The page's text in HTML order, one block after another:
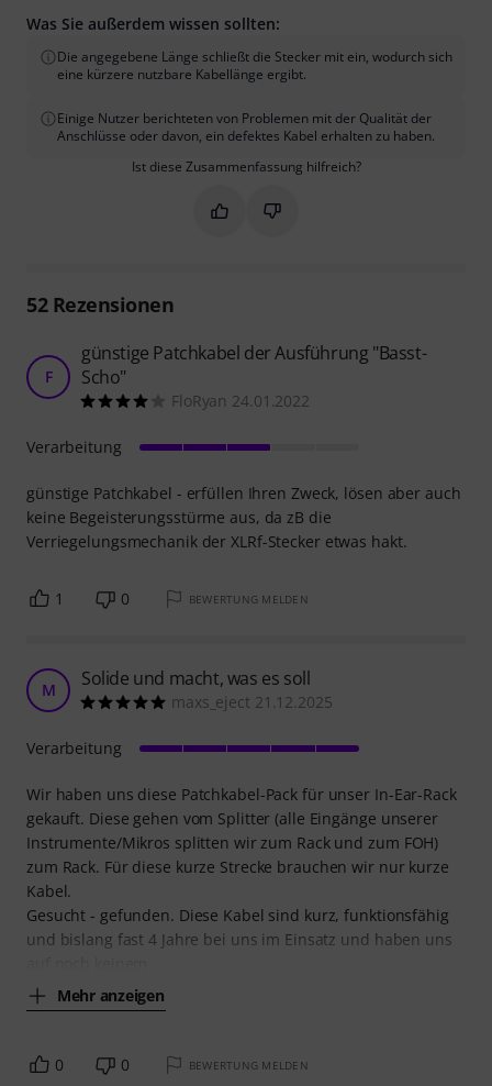
Was Sie außerdem wissen sollten:
Die angegebene Länge schließt die Stecker mit ein, wodurch sich
eine kürzere nutzbare Kabellänge ergibt.
Einige Nutzer berichteten von Problemen mit der Qualität der
Anschlüsse oder davon, ein defektes Kabel erhalten zu haben.
Ist diese Zusammenfassung hilfreich?
Markieren Sie diese
Markieren Sie diese
52Rezensionen
F
günstige Patchkabel der Ausführung "Basst-
Scho"
FloRyan 24.01.2022
günstige Patchkabel - erfüllen Ihren Zweck, lösen aber auch
keine Begeisterungsstürme aus, da zB die
Verriegelungsmechanik der XLRf-Stecker etwas hakt.
Verarbeitung
1 0 BEWERTUNG MELDEN
M Solide und macht, was es soll
maxs_eject 21.12.2025
Wir haben uns diese Patchkabel-Pack für unser In-Ear-Rack
gekauft. Diese gehen vom Splitter (alle Eingänge unserer
Instrumente/Mikros splitten wir zum Rack und zum FOH)
zum Rack. Für diese kurze Strecke brauchen wir nur kurze
Kabel.
Gesucht - gefunden. Diese Kabel sind kurz, funktionsfähig
und bislang fast 4 Jahre bei uns im Einsatz und haben uns
Mehr anzeigen
Verarbeitung
0 0 BEWERTUNG MELDEN